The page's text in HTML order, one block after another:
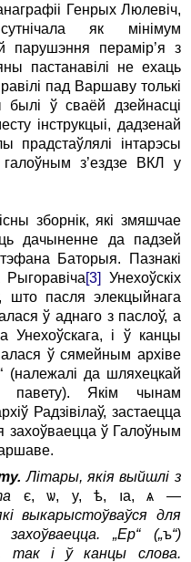
Генрых Люлевіч,
як мінімум
парушэння перамір’я з
пастанавілі не ехаць
пад Варшаву толькі
былі ў сваёй дзейнасці
інструкцыі, дадзенай
прадстаўлялі інтарэсы
з’ездзе ВКЛ у
зборнік, які змяшчае
дачыненне да падзей
Баторыя. Пазнакі
[3]
Унехоўскіх
што пасля элекцыйнага
ў аднаго з паслоў, а
Унехоўскага, і ў канцы
ў сямейным архіве
(належалі да шляхецкай
павету). Якім чынам
Радзівілаў, застаецца
захоўваецца ў Галоўным
Літары, якія выйшлі з
є, ѡ, y, ѣ, ıa, ѧ —
выкарыстоўваўся для
захоўваецца. „Ер“ („ъ“)
так і ў канцы слова.